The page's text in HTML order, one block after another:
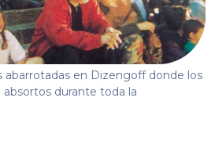
abarrotadas en Dizengoff donde los
durante toda la